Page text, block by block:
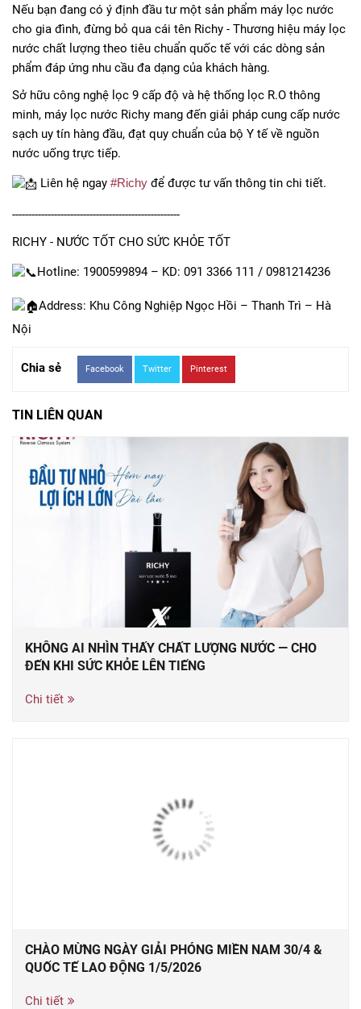
Nếu bạn đang có ý định đầu tư một sản phẩm máy lọc nước
cho gia đình, đừng bỏ qua cái tên Richy - Thương hiệu máy lọc
nước chất lượng theo tiêu chuẩn quốc tế với các dòng sản
phẩm đáp ứng nhu cầu đa dạng của khách hàng.
Sở hữu công nghệ lọc 9 cấp độ và hệ thống lọc R.O thông
minh, máy lọc nước Richy mang đến giải pháp cung cấp nước
sạch uy tín hàng đầu, đạt quy chuẩn của bộ Y tế về nguồn
nước uống trực tiếp.
Liên hệ ngay #Richy để được tư vấn thông tin chi tiết.
----------------------------------------------------
RICHY - NƯỚC TỐT CHO SỨC KHỎE TỐT
Hotline: 1900599894 – KD: 091 3366 111 / 0981214236
Address: Khu Công Nghiệp Ngọc Hồi – Thanh Trì – Hà
Nội
Chia sẻ Facebook Twitter Pinterest
TIN LIÊN QUAN
KHÔNG AI NHÌN THẤY CHẤT LƯỢNG NƯỚC — CHO
ĐẾN KHI SỨC KHỎE LÊN TIẾNG
Chi tiết
CHÀO MỪNG NGÀY GIẢI PHÓNG MIỀN NAM 30/4 &
QUỐC TẾ LAO ĐỘNG 1/5/2026
Chi tiết